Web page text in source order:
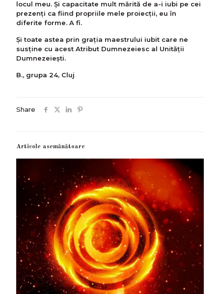
locul meu. Şi capacitate mult mărită de a-i iubi pe cei
prezenţi ca fiind propriile mele proiecţii, eu în
diferite forme. A fi.
Şi toate astea prin graţia maestrului iubit care ne
susţine cu acest Atribut Dumnezeiesc al Unităţii
Dumnezeieşti.
B., grupa 24, Cluj
Share
Articole asemănătoare